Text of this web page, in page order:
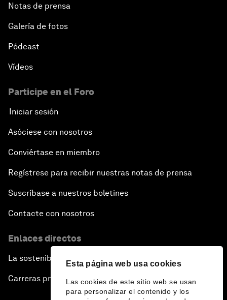
Esta página web usa cookies
Las cookies de este sitio web se usan
para personalizar el contenido y los
Notas de prensa
Galería de fotos
Pódcast
Vídeos
Participe en el Foro
Iniciar sesión
Asóciese con nosotros
Conviértase en miembro
Regístrese para recibir nuestras notas de prensa
Suscríbase a nuestros boletines
Contacte con nosotros
Enlaces directos
La sostenibilidad en el Foro
Carreras profesionales